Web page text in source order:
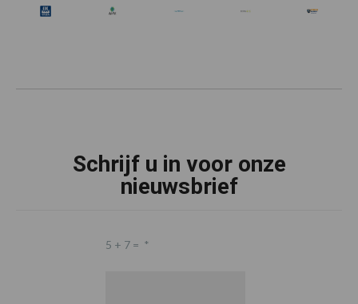
Schrijf u in voor onze
nieuwsbrief
5 + 7 = *